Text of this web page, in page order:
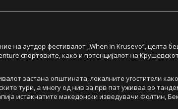
на аутдор фестивалот „When in Krusevo“,
спортовите, како и потенцијалот на
застана општината, локалните угостители
тури, а многу од нив за прв пат уживаа во
истакнатите македонски изведувачи Фолтин,